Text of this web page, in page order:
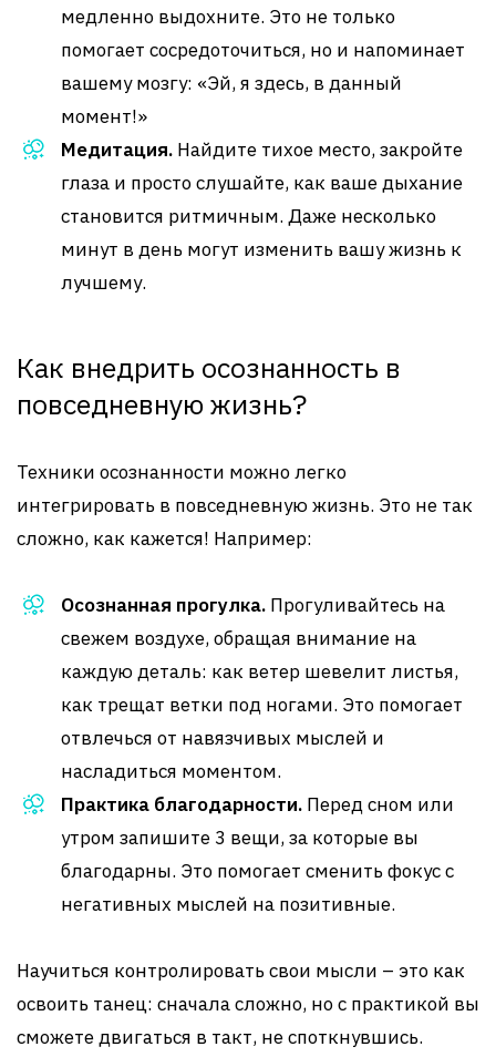
медленно выдохните. Это не только
помогает сосредоточиться, но и напоминает
вашему мозгу: «Эй, я здесь, в данный
момент!»
Медитация. Найдите тихое место, закройте
глаза и просто слушайте, как ваше дыхание
становится ритмичным. Даже несколько
минут в день могут изменить вашу жизнь к
лучшему.
Как внедрить осознанность в
повседневную жизнь?
Техники осознанности можно легко
интегрировать в повседневную жизнь. Это не так
сложно, как кажется! Например:
Осознанная прогулка. Прогуливайтесь на
свежем воздухе, обращая внимание на
каждую деталь: как ветер шевелит листья,
как трещат ветки под ногами. Это помогает
отвлечься от навязчивых мыслей и
насладиться моментом.
Практика благодарности. Перед сном или
утром запишите 3 вещи, за которые вы
благодарны. Это помогает сменить фокус с
негативных мыслей на позитивные.
Научиться контролировать свои мысли – это как
освоить танец: сначала сложно, но с практикой вы
сможете двигаться в такт, не споткнувшись.